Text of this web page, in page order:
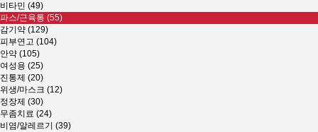
비타민 (49)
파스/근육통 (55)
감기약 (129)
피부연고 (104)
안약 (105)
여성용 (25)
진통제 (20)
위생/마스크 (12)
정장제 (30)
무좀치료 (24)
비염/알레르기 (39)